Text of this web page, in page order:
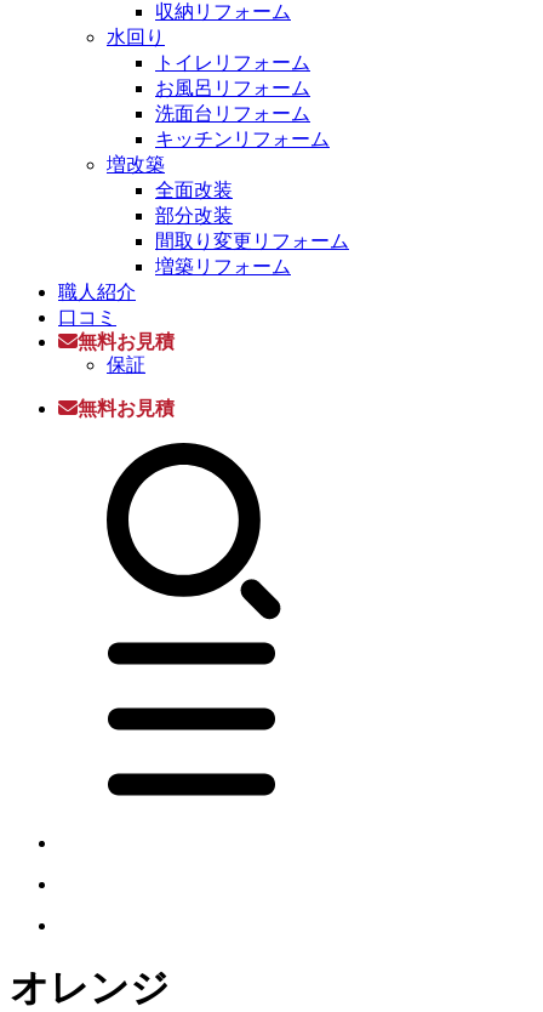
収納リフォーム
水回り
トイレリフォーム
お風呂リフォーム
洗面台リフォーム
キッチンリフォーム
増改築
全面改装
部分改装
間取り変更リフォーム
増築リフォーム
職人紹介
口コミ
無料お見積
保証
無料お見積
オレンジ